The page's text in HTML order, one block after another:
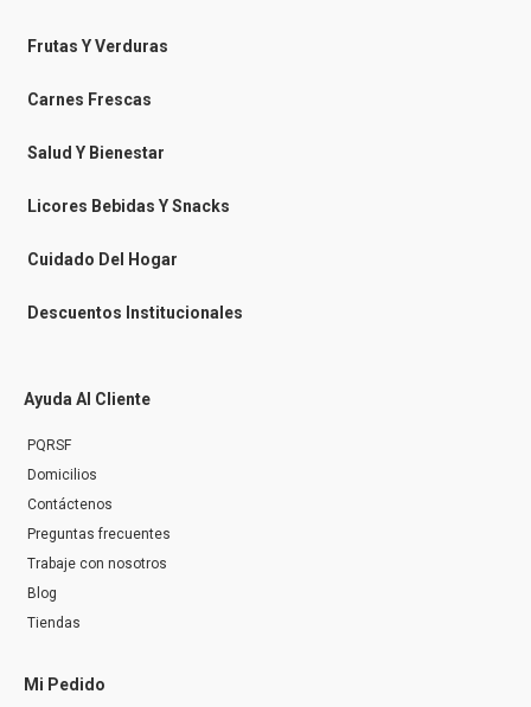
b
o
b
o
-
s
s
n
g
r
g
m
Frutas Y Verduras
Carnes Frescas
Salud Y Bienestar
Licores Bebidas Y Snacks
Cuidado Del Hogar
Descuentos Institucionales
Ayuda Al Cliente
PQRSF
Domicilios
Contáctenos
Preguntas frecuentes
Trabaje con nosotros
Blog
Tiendas
Mi Pedido